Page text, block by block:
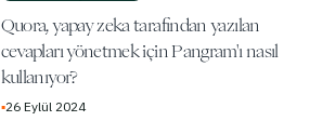
Quora, yapay zeka tarafından yazılan
cevapları yönetmek için Pangram'ı nasıl
kullanıyor?
▪26 Eylül 2024